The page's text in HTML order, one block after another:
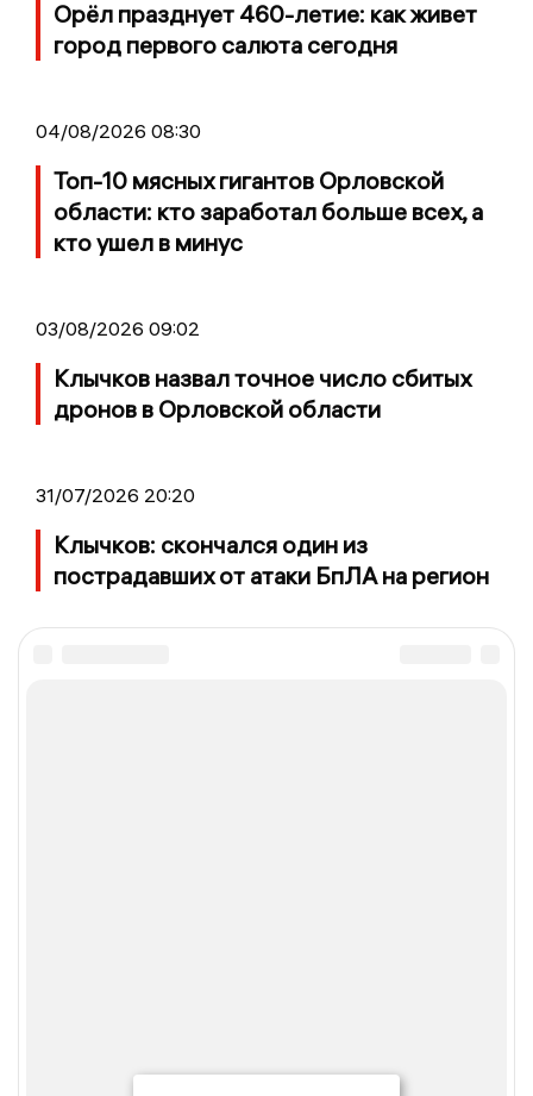
Орёл празднует 460-летие: как живет
город первого салюта сегодня
04/08/2026 08:30
Топ-10 мясных гигантов Орловской
области: кто заработал больше всех, а
кто ушел в минус
03/08/2026 09:02
Клычков назвал точное число сбитых
дронов в Орловской области
31/07/2026 20:20
Клычков: скончался один из
пострадавших от атаки БпЛА на регион